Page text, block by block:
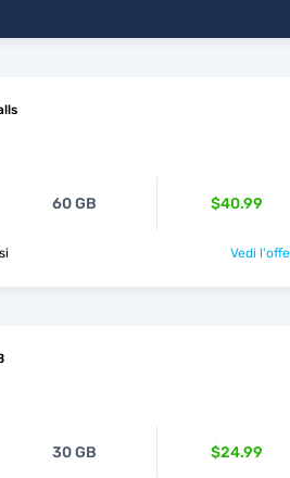
60 GB $40.99
Vedi
30 GB $24.99